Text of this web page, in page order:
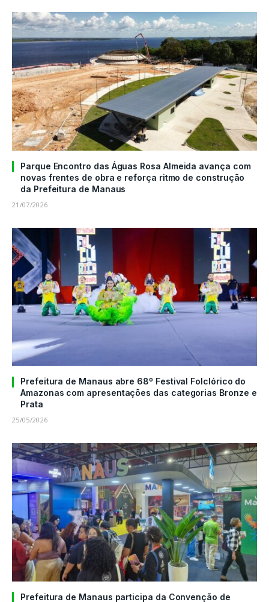
Parque Encontro das Águas Rosa Almeida avança com
novas frentes de obra e reforça ritmo de construção
da Prefeitura de Manaus
21/07/2026
Prefeitura de Manaus abre 68º Festival Folclórico do
Amazonas com apresentações das categorias Bronze e
Prata
25/05/2026
Prefeitura de Manaus participa da Convenção de